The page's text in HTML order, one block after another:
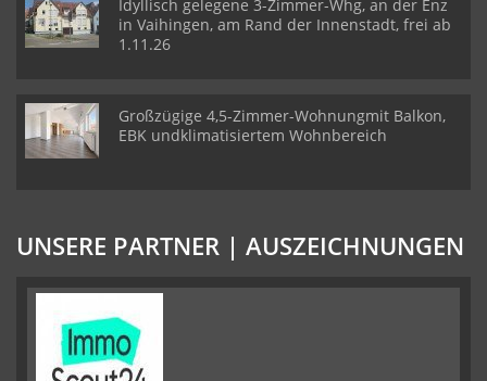
Idyllisch gelegene 3-Zimmer-Whg, an der Enz
in Vaihingen, am Rand der Innenstadt, frei ab
1.11.26
Großzügige 4,5-Zimmer-Wohnungmit Balkon,
EBK undklimatisiertem Wohnbereich
UNSERE PARTNER | AUSZEICHNUNGEN